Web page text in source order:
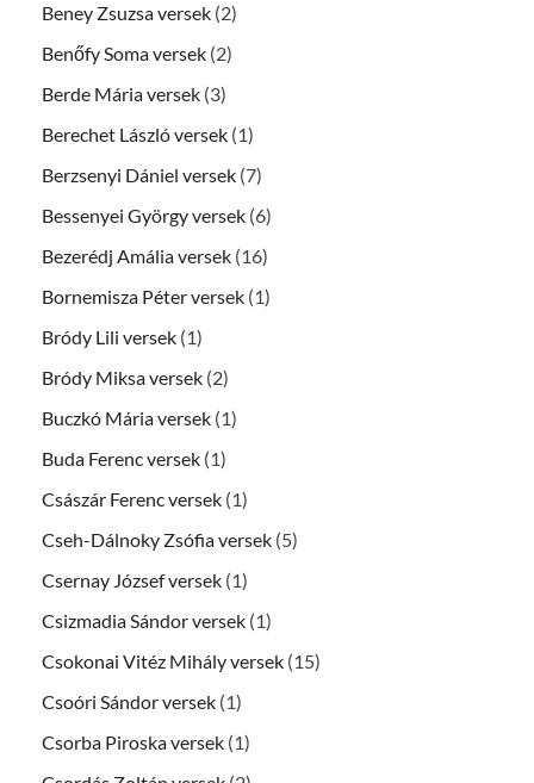
Beney Zsuzsa versek (2)
Benőfy Soma versek (2)
Berde Mária versek (3)
Berechet László versek (1)
Berzsenyi Dániel versek (7)
Bessenyei György versek (6)
Bezerédj Amália versek (16)
Bornemisza Péter versek (1)
Bródy Lili versek (1)
Bródy Miksa versek (2)
Buczkó Mária versek (1)
Buda Ferenc versek (1)
Császár Ferenc versek (1)
Cseh-Dálnoky Zsófia versek (5)
Csernay József versek (1)
Csizmadia Sándor versek (1)
Csokonai Vitéz Mihály versek (15)
Csoóri Sándor versek (1)
Csorba Piroska versek (1)